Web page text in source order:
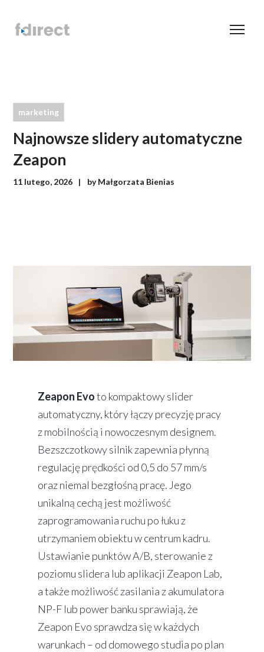
marketing
Najnowsze slidery automatyczne
Zeapon
11 lutego, 2026 byMałgorzata Bienias
Zeapon Evoto kompaktowy slider
automatyczny, który łączy precyzję pracy
z mobilnością i nowoczesnym designem.
Bezszczotkowy silnik zapewnia płynną
regulację prędkości od 0,5 do 57 mm/s
oraz niemal bezgłośną pracę. Jego
unikalną cechą jest możliwość
zaprogramowania ruchu po łuku z
utrzymaniem obiektu w centrum kadru.
Ustawianie punktów A/B, sterowanie z
poziomu slidera lub aplikacji Zeapon Lab,
a także możliwość zasilania z akumulatora
NP-F lub power banku sprawiają, że
Zeapon Evo sprawdza się w każdych
warunkach – od domowego studia po plan